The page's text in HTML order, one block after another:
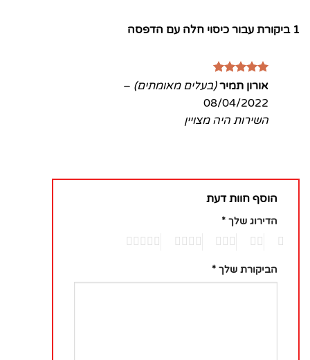
1 ביקורת עבור כיסוי חלה עם הדפסה
דורג 5מתוך
אורון תמיר(בעלים מאומתים) –
08/04/2022
השירות היה מצויין
הוסף חוות דעת
הדירוג שלך *
הביקורת שלך *